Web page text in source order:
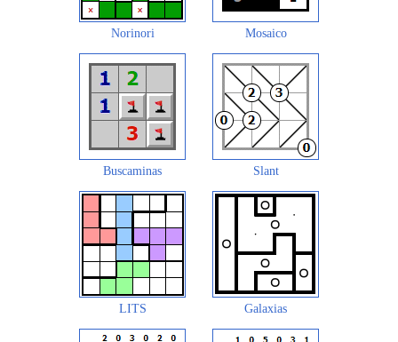
Norinori Mosaico
Buscaminas Slant
LITS Galaxias